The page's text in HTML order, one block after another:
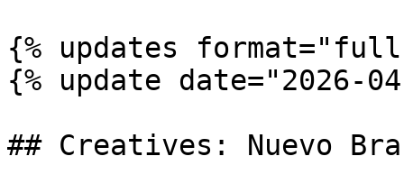
{% updates
{% update date="2026-
## Creatives: Nuevo